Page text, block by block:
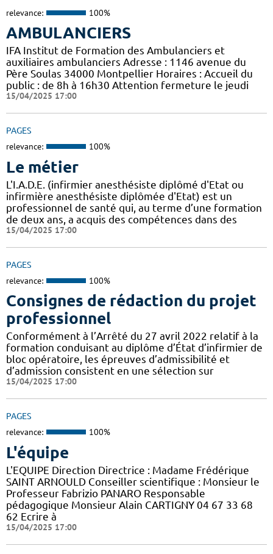
relevance: 100%
AMBULANCIERS
IFA Institut de Formation des Ambulanciers et
auxiliaires ambulanciers Adresse : 1146 avenue du
Père Soulas 34000 Montpellier Horaires : Accueil du
public : de 8h à 16h30 Attention fermeture le jeudi
15/04/2025 17:00
PAGES
relevance: 100%
Le métier
L'I.A.D.E. (infirmier anesthésiste diplômé d'Etat ou
infirmière anesthésiste diplômée d'Etat) est un
professionnel de santé qui, au terme d’une formation
de deux ans, a acquis des compétences dans des
15/04/2025 17:00
PAGES
relevance: 100%
Consignes de rédaction du projet
professionnel
Conformément à l’Arrêté du 27 avril 2022 relatif à la
formation conduisant au diplôme d’État d’infirmier de
bloc opératoire, les épreuves d’admissibilité et
d’admission consistent en une sélection sur
15/04/2025 17:00
PAGES
relevance: 100%
L'équipe
L'EQUIPE Direction Directrice : Madame Frédérique
SAINT ARNOULD Conseiller scientifique : Monsieur le
Professeur Fabrizio PANARO Responsable
pédagogique Monsieur Alain CARTIGNY 04 67 33 68
62 Ecrire à
15/04/2025 17:00